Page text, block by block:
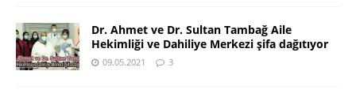
Dr. Ahmet ve Dr. Sultan Tambağ Aile
Hekimliği ve Dahiliye Merkezi şifa dağıtıyor
09.05.2021 3